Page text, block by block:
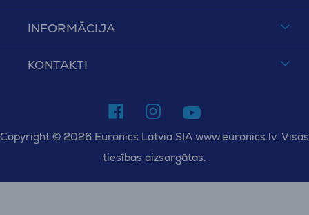
INFORMĀCIJA
KONTAKTI
Copyright © 2026 Euronics Latvia SIA www.euronics.lv. Visas
tiesības aizsargātas.